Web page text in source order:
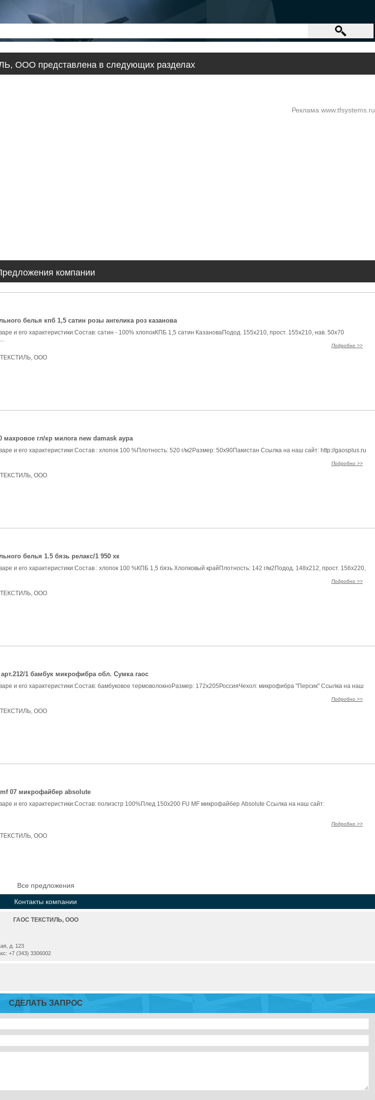
ООО представлена в следующих разделах
Реклама www.tfsystems.ru
компании
белья кпб 1,5 сатин розы ангелика роз казанова
и его характеристики:Состав: сатин - 100% хлопокКПБ 1,5 сатин КазановаПодод. 155х210, прост. 155х210, нав. 50х70
Подробно >>
ООО
махровое гл/кр милоrа new damask аура
и его характеристики:Состав : хлопок 100 %Плотность: 520 г/м2Размер: 50х90Пакистан Ссылка на наш сайт: http://gaosplus.ru
Подробно >>
ООО
белья 1.5 бязь релакс/1 950 хк
и его характеристики:Состав : хлопок 100 %КПБ 1,5 бязь Хлопковый крайПлотность: 142 г/м2Подод. 148х212, прост. 156х220,
Подробно >>
ООО
1 бамбук микрофибра обл. Сумка гаос
и его характеристики:Состав: бамбуковое термоволокноРазмер: 172х205РоссияЧехол: микрофибра "Персик" Ссылка на наш
Подробно >>
ООО
mf 07 микрофайбер absolute
и его характеристики:Состав: полиэстр 100%Плед 150х200 FU MF микрофайбер Absolute Ссылка на наш сайт:
Подробно >>
ООО
Все предложения
Контакты компании
ГАОС ТЕКСТИЛЬ, ООО
д. 123
+7 (343) 3306002
СДЕЛАТЬ ЗАПРОС